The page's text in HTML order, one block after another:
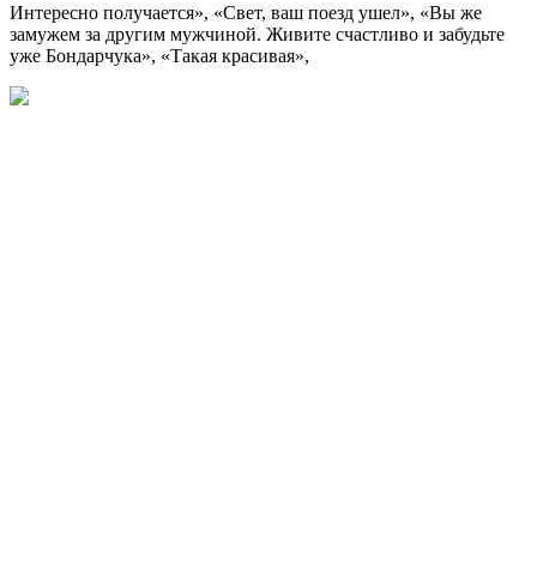
Интересно получается», «Свет, ваш поезд ушел», «Вы же
замужем за другим мужчиной. Живите счастливо и забудьте
уже Бондарчука», «Такая красивая»,